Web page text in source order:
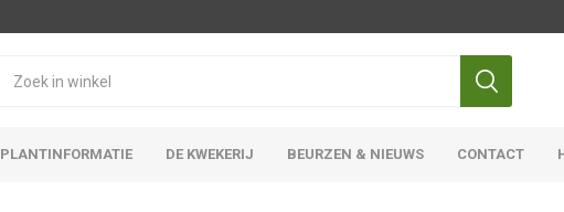
PLANTINFORMATIE DE KWEKERIJ BEURZEN & NIEUWS CONTACT